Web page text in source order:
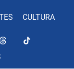
CULTURA